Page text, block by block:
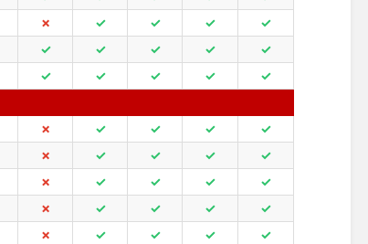
✗ ✓ ✓ ✓
✓
✓ ✓ ✓ ✓
✓
✓ ✓ ✓ ✓
✓
✗ ✓ ✓ ✓
✓
✗ ✓ ✓ ✓
✓
✗ ✓ ✓ ✓
✓
✗ ✓ ✓ ✓
✓
✗ ✓ ✓ ✓
✓